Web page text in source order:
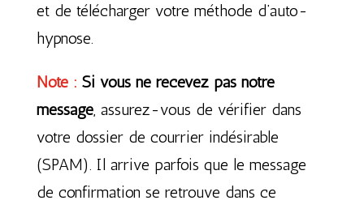
et de télécharger votre méthode d’auto-
hypnose.
Note : Si vous ne recevez pas notre
message, assurez-vous de vérifier dans
votre dossier de courrier indésirable
(SPAM). Il arrive parfois que le message
de confirmation se retrouve dans ce